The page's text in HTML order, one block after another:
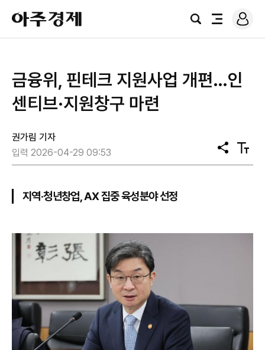
아
주
경
검
전
로
그
금융위, 핀테크 지원사업 개편…인
센티브·지원창구 마련
권가림 기자
입력 2026-04-29 09:53
공
유
텍
스
지역·청년창업, AX 집중 육성분야 선정